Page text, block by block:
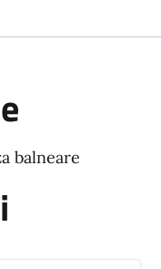
balneare